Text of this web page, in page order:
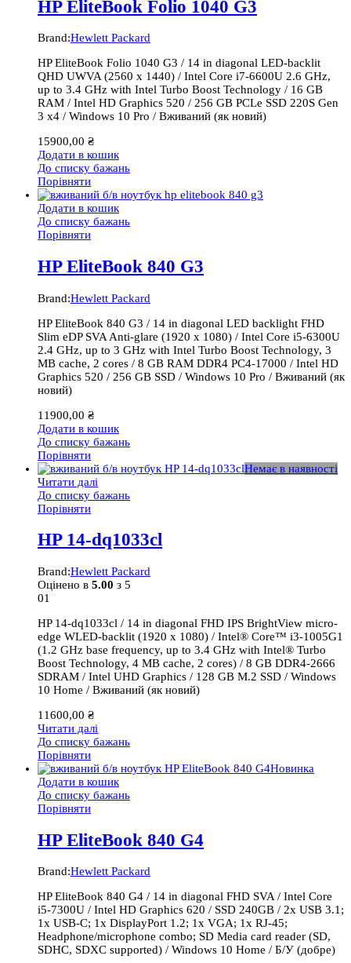
HP EliteBook Folio 1040 G3
Brand:Hewlett Packard
HP EliteBook Folio 1040 G3 / 14 in diagonal LED-backlit
QHD UWVA (2560 x 1440) / Intel Core i7-6600U 2.6 GHz,
up to 3.4 GHz with Intel Turbo Boost Technology / 16 GB
RAM / Intel HD Graphics 520 / 256 GB PCLe SSD 220S Gen
3 x4 / Windows 10 Pro / Вживаний (як новий)
15900,00 ₴
Додати в кошик
До списку бажань
Порівняти
Додати в кошик
До списку бажань
Порівняти
HP EliteBook 840 G3
Brand:Hewlett Packard
HP EliteBook 840 G3 / 14 in diagonal LED backlight FHD
Slim eDP SVA Anti-glare (1920 x 1080) / Intel Core i5-6300U
2.4 GHz, up to 3 GHz with Intel Turbo Boost Technology, 3
MB cache, 2 cores / 8 GB RAM DDR4 PC4-17000 / Intel HD
Graphics 520 / 256 GB SSD / Windows 10 Pro / Вживаний (як
новий)
11900,00 ₴
Додати в кошик
До списку бажань
Порівняти
Немає в наявності
Читати далі
До списку бажань
Порівняти
HP 14-dq1033cl
Brand:Hewlett Packard
Оцінено в 5.00 з 5
01
HP 14-dq1033cl / 14 in diagonal FHD IPS BrightView micro-
edge WLED-backlit (1920 x 1080) / Intel® Core™ i3-1005G1
(1.2 GHz base frequency, up to 3.4 GHz with Intel® Turbo
Boost Technology, 4 MB cache, 2 cores) / 8 GB DDR4-2666
SDRAM / Intel UHD Graphics / 128 GB M.2 SSD / Windows
10 Home / Вживаний (як новий)
11600,00 ₴
Читати далі
До списку бажань
Порівняти
Новинка
Додати в кошик
До списку бажань
Порівняти
HP EliteBook 840 G4
Brand:Hewlett Packard
HP EliteBook 840 G4 / 14 in diagonal FHD SVA / Intel Core
i5-7300U / Intel HD Graphics 620 / SSD 240GB / 2x USB 3.1;
1x USB-C; 1x DisplayPort 1.2; 1x VGA; 1x RJ-45;
Headphone/microphone combo; SD Media card reader (SD,
SDHC, SDXC supported) / Windows 10 Home / Б/У (добре)